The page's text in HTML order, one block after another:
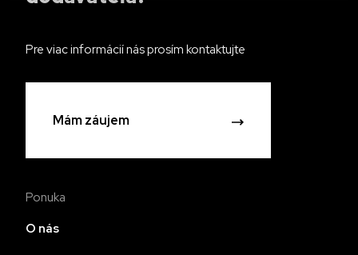
Pre viac informácií nás prosím kontaktujte
Mám záujem
Ponuka
O nás